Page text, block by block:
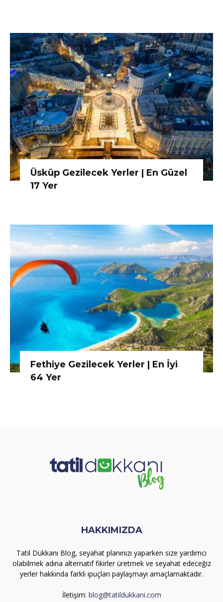
Üsküp Gezilecek Yerler | En Güzel
17 Yer
Fethiye Gezilecek Yerler | En İyi
64 Yer
HAKKIMIZDA
Tatil Dükkanı Blog, seyahat planınızı yaparken size yardımcı
olabilmek adına alternatif fikirler üretmek ve seyahat edeceğiz
yerler hakkında farklı ipuçları paylaşmayı amaçlamaktadır.
İletişim: blog@tatildukkani.com